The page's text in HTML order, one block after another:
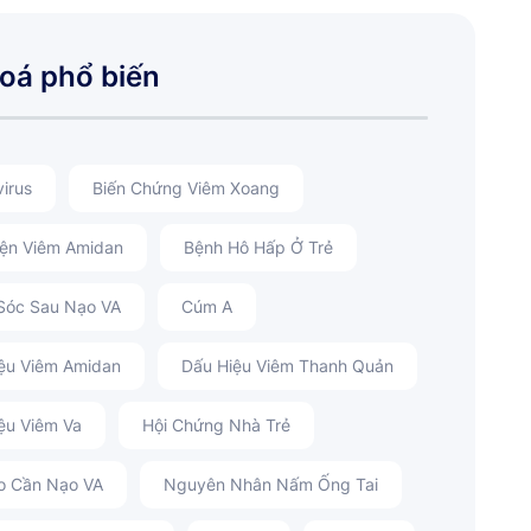
phổ biến
Biến Chứng Viêm Xoang
Viêm Amidan Bệnh Hô Hấp Ở Trẻ
Sau Nạo VA Cúm A
Viêm Amidan Dấu Hiệu Viêm Thanh Quản
Viêm Va Hội Chứng Nhà Trẻ
Cần Nạo VA Nguyên Nhân Nấm Ống Tai